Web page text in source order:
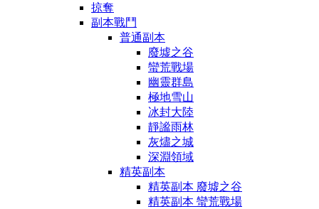
掠奪
副本戰鬥
普通副本
廢墟之谷
蠻荒戰場
幽靈群島
極地雪山
冰封大陸
靜謐雨林
灰燼之城
深淵領域
精英副本
精英副本 廢墟之谷
精英副本 蠻荒戰場